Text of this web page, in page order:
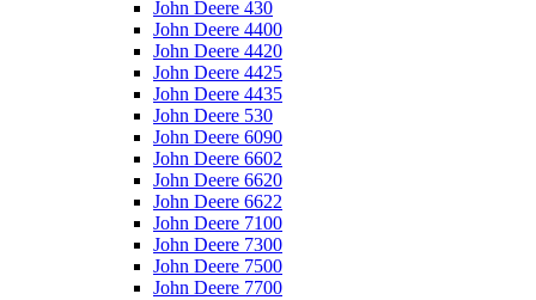
John Deere 430
John Deere 4400
John Deere 4420
John Deere 4425
John Deere 4435
John Deere 530
John Deere 6090
John Deere 6602
John Deere 6620
John Deere 6622
John Deere 7100
John Deere 7300
John Deere 7500
John Deere 7700